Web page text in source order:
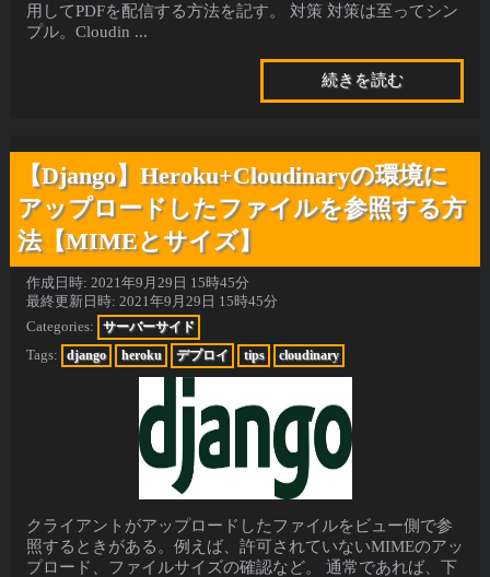
用してPDFを配信する方法を記す。 対策 対策は至ってシン
プル。Cloudin ...
続きを読む
【Django】Heroku+Cloudinaryの環境に
アップロードしたファイルを参照する方
法【MIMEとサイズ】
作成日時: 2021年9月29日 15時45分
最終更新日時: 2021年9月29日 15時45分
Categories:
サーバーサイド
Tags:
django heroku デプロイ tips cloudinary
クライアントがアップロードしたファイルをビュー側で参
照するときがある。例えば、許可されていないMIMEのアッ
プロード、ファイルサイズの確認など。 通常であれば、下